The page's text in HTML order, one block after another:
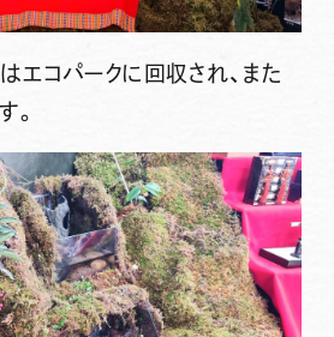
エコパークに回収され、また
。